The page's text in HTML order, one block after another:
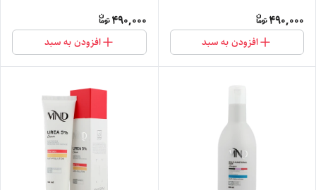
490,000
افزودن به سبد
490,000
افزودن به سبد